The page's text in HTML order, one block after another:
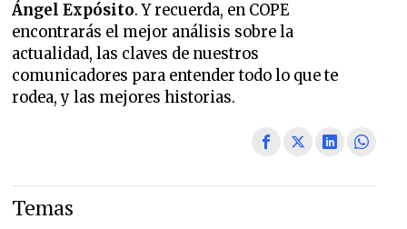
Ángel Expósito. Y recuerda, en COPE
encontrarás el mejor análisis sobre la
actualidad, las claves de nuestros
comunicadores para entender todo lo que te
rodea, y las mejores historias.
Temas